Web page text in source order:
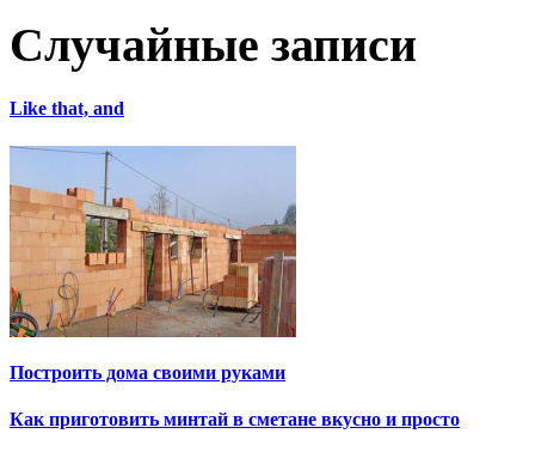
Случайные записи
Like that, and
Построить дома своими руками
Как приготовить минтай в сметане вкусно и просто